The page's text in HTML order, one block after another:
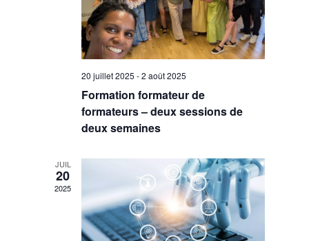
20 juillet 2025 -2 août 2025
Formation formateur de
formateurs – deux sessions de
deux semaines
JUIL
20
2025